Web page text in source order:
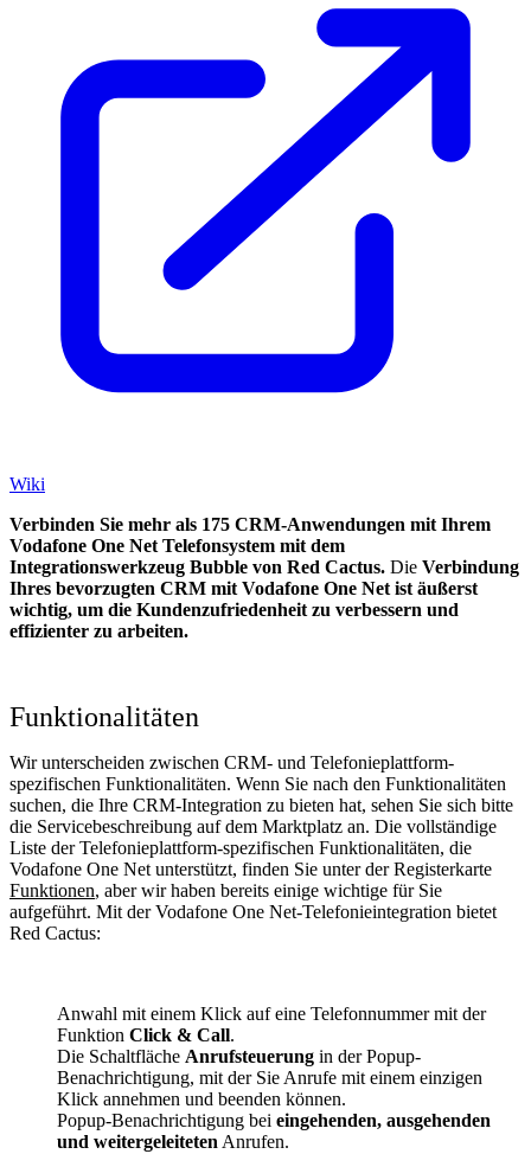
Wiki
Verbinden Sie mehr als 175 CRM-Anwendungen mit Ihrem
Vodafone One Net Telefonsystem mit dem
Integrationswerkzeug Bubble von Red Cactus. Die Verbindung
Ihres bevorzugten CRM mit Vodafone One Net ist äußerst
wichtig, um die Kundenzufriedenheit zu verbessern und
effizienter zu arbeiten.
Funktionalitäten
Wir unterscheiden zwischen CRM- und Telefonieplattform-
spezifischen Funktionalitäten. Wenn Sie nach den Funktionalitäten
suchen, die Ihre CRM-Integration zu bieten hat, sehen Sie sich bitte
die Servicebeschreibung auf dem Marktplatz an. Die vollständige
Liste der Telefonieplattform-spezifischen Funktionalitäten, die
Vodafone One Net unterstützt, finden Sie unter der Registerkarte
Funktionen, aber wir haben bereits einige wichtige für Sie
aufgeführt. Mit der Vodafone One Net-Telefonieintegration bietet
Red Cactus:
Anwahl mit einem Klick auf eine Telefonnummer mit der
Funktion Click & Call.
Die Schaltfläche Anrufsteuerung in der Popup-
Benachrichtigung, mit der Sie Anrufe mit einem einzigen
Klick annehmen und beenden können.
Popup-Benachrichtigung bei eingehenden, ausgehenden
und weitergeleiteten Anrufen.